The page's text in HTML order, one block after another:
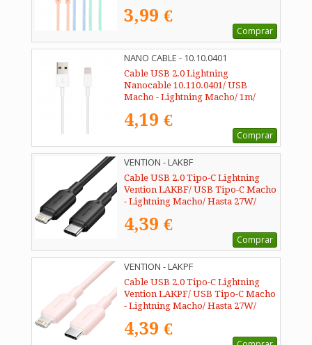
3,99 €
Comprar
NANO CABLE - 10.10.0401
Cable USB 2.0 Lightning
Nanocable 10.110.0401/ USB
Macho - Lightning Macho/ 1m/
4,19 €
Comprar
VENTION - LAKBF
Cable USB 2.0 Tipo-C Lightning
Vention LAKBF/ USB Tipo-C Macho
- Lightning Macho/ Hasta 27W/
4,39 €
Comprar
VENTION - LAKPF
Cable USB 2.0 Tipo-C Lightning
Vention LAKPF/ USB Tipo-C Macho
- Lightning Macho/ Hasta 27W/
4,39 €